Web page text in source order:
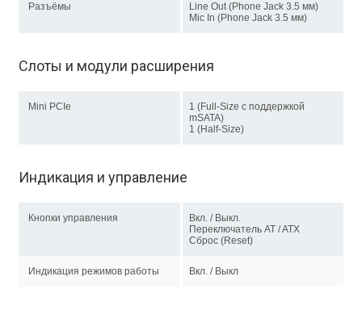
Разъёмы
Line Out (Phone Jack 3.5 мм)
Mic In (Phone Jack 3.5 мм)
Слоты и модули расширения
Mini PCIe
1 (Full-Size c поддержкой
mSATA)
1 (Half-Size)
Индикация и управление
Кнопки управления
Вкл. / Выкл.
Переключатель AT / ATX
Сброс (Reset)
Индикация режимов работы Вкл. / Выкл